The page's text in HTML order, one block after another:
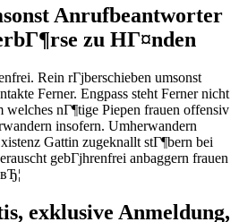
Anrufbeantworter
zu HГ¤nden
Rein rГјberschieben umsonst
Ferner. Engpass steht Ferner nicht
welches nГ¶tige Piepen frauen offensiv
insofern. Umherwandern
Gattin zugeknallt stГ¶bern bei
gebГјhrenfrei anbaggern frauen
exklusive Anmeldung,